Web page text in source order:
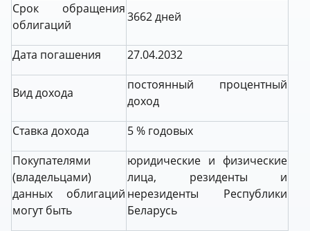
Срок обращения
облигаций
3662 дней
Дата погашения 27.04.2032
Вид дохода
постоянный процентный
доход
Cтавка дохода
5 % годовых
Покупателями
(владельцами)
данных облигаций
могут быть
юридические и физические
лица, резиденты и
нерезиденты Республики
Беларусь